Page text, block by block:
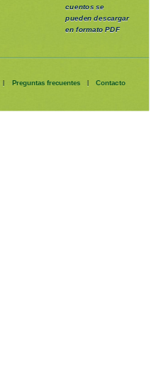
cuentos se
puedendescargar
en formato PDF
| Preguntas frecuentes | Contacto